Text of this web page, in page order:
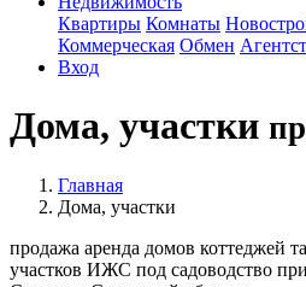
Квартиры Комнаты
Коммерческая Обмен
Вход
Дома, участки
Главная
Дома, участки
продажа аренда домов коттеджей
участков ИЖС под садоводство